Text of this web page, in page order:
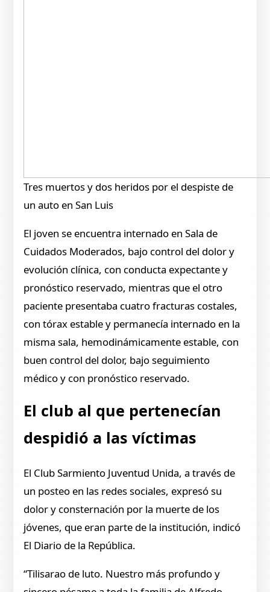
Tres muertos y dos heridos por el despiste de
un auto en San Luis
El joven se encuentra internado en Sala de
Cuidados Moderados, bajo control del dolor y
evolución clínica, con conducta expectante y
pronóstico reservado, mientras que el otro
paciente presentaba cuatro fracturas costales,
con tórax estable y permanecía internado en la
misma sala, hemodinámicamente estable, con
buen control del dolor, bajo seguimiento
médico y con pronóstico reservado.
El club al que pertenecían
despidió a las víctimas
El Club Sarmiento Juventud Unida, a través de
un posteo en las redes sociales, expresó su
dolor y consternación por la muerte de los
jóvenes, que eran parte de la institución, indicó
El Diario de la República.
“Tilisarao de luto. Nuestro más profundo y